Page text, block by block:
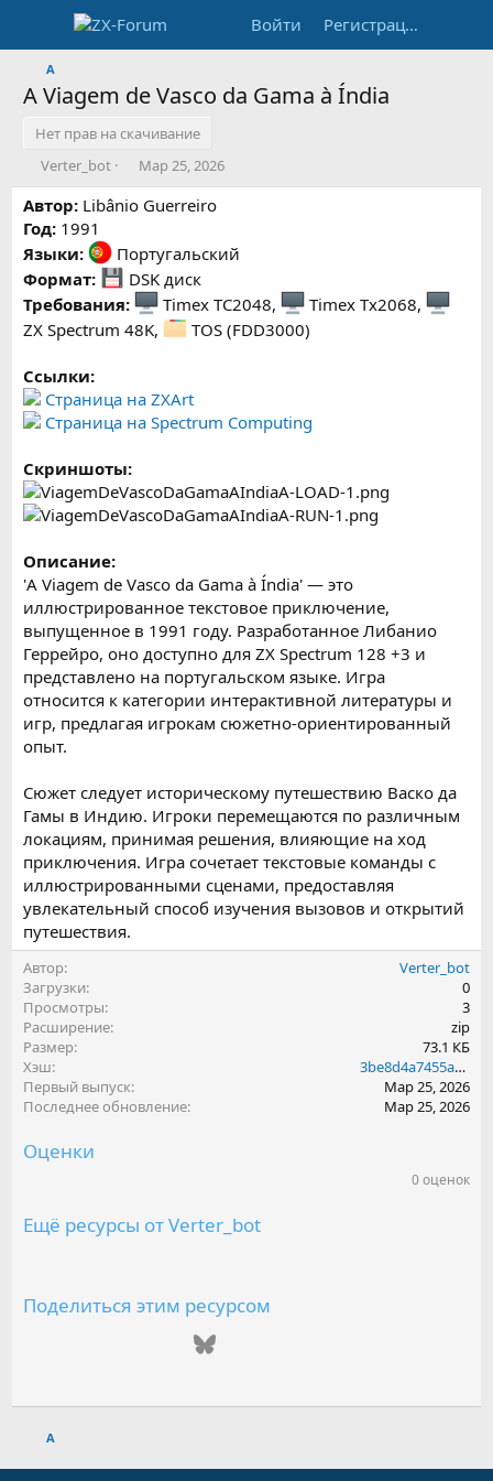
Войти Регистрация
A
A Viagem de Vasco da Gama à Índia
Нет прав на скачивание
А
в
т
о
р
Verter_bot
Д
а
т
о
з
д
а
Мар 25, 2026
Автор: Libânio Guerreiro
Год: 1991
Языки:
Португальский
Формат:
DSK диск
Требования:
Timex TC2048,
Timex Tx2068,
ZX Spectrum 48K,
TOS (FDD3000)
Ссылки:
Страница на ZXArt
Страница на Spectrum Computing
Скриншоты:
Описание:
'A Viagem de Vasco da Gama à Índia' — это
иллюстрированное текстовое приключение,
выпущенное в 1991 году. Разработанное Либанио
Геррейро, оно доступно для ZX Spectrum 128 +3 и
представлено на португальском языке. Игра
относится к категории интерактивной литературы и
игр, предлагая игрокам сюжетно-ориентированный
опыт.
Сюжет следует историческому путешествию Васко да
Гамы в Индию. Игроки перемещаются по различным
локациям, принимая решения, влияющие на ход
приключения. Игра сочетает текстовые команды с
иллюстрированными сценами, предоставляя
увлекательный способ изучения вызовов и открытий
путешествия.
Автор
Verter_bot
Загрузки
0
Просмотры
3
Расширение
zip
Размер
73.1 КБ
Хэш
3be8d4a7455aa419b09417bb238b879d
Первый выпуск
Мар 25, 2026
Последнее обновление
Мар 25, 2026
Оценки
0
0
з
д
0 оценок
Ещё ресурсы от Verter_bot
Поделиться этим ресурсом
Одноклассники
TelegramBluesky
A